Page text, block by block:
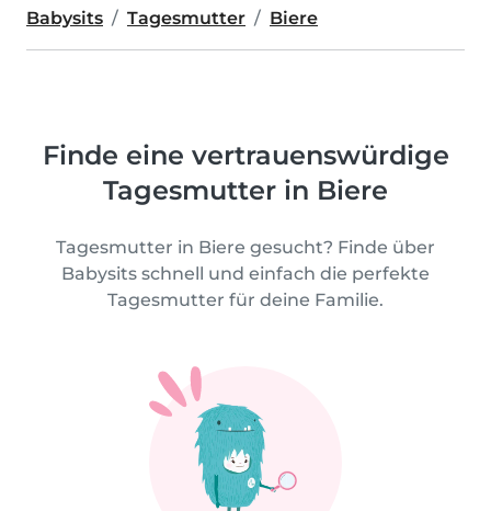
Babysits Tagesmutter Biere
Finde eine vertrauenswürdige
Tagesmutter in Biere
Tagesmutter in Biere gesucht? Finde über
Babysits schnell und einfach die perfekte
Tagesmutter für deine Familie.